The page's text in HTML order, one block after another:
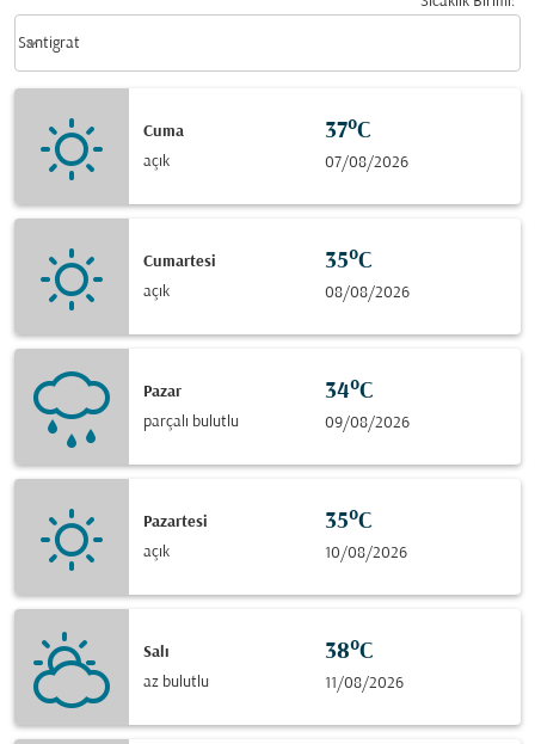
Santigrat
keyboard_arrow_down
Cuma
açık
37°C
07/08/2026
Cumartesi
açık
35°C
08/08/2026
Pazar
parçalı bulutlu
34°C
09/08/2026
Pazartesi
açık
35°C
10/08/2026
Salı
az bulutlu
38°C
11/08/2026